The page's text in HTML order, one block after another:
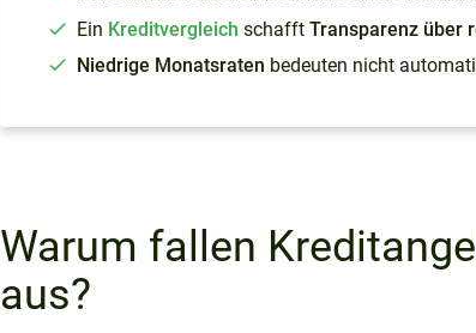
Ein Kreditvergleich schafft Transparenz über
Niedrige Monatsraten bedeuten nicht
Warum fallen
aus?